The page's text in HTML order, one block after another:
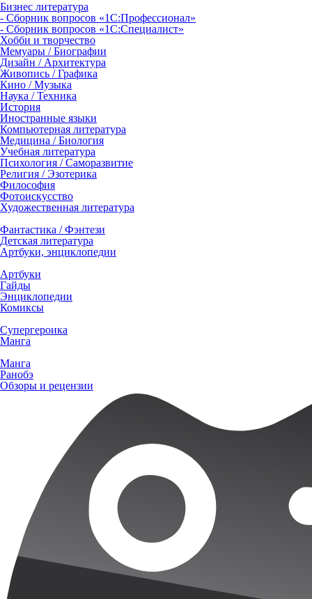
Бизнес литература
- Сборник вопросов «1С:Профессионал»
- Сборник вопросов «1С:Специалист»
Хобби и творчество
Мемуары / Биографии
Дизайн / Архитектура
Живопись / Графика
Кино / Музыка
Наука / Техника
История
Иностранные языки
Компьютерная литература
Медицина / Биология
Учебная литература
Психология / Саморазвитие
Религия / Эзотерика
Философия
Фотоискусство
Художественная литература
Фантастика / Фэнтези
Детская литература
Артбуки, энциклопедии
Артбуки
Гайды
Энциклопедии
Комиксы
Супергероика
Манга
Манга
Ранобэ
Обзоры и рецензии